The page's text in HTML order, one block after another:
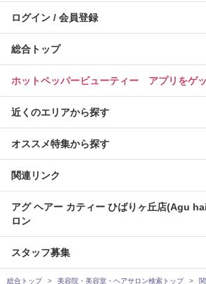
ログイン / 会員登録
総合トップ
ホットペッパービューティー アプリをゲ
近くのエリアから探す
オススメ特集から探す
関連リンク
アグ ヘアー カティー ひばりヶ丘店(Agu
ロン
スタッフ募集
総合トップ 美容院・美容室・ヘアサロン検索トップ